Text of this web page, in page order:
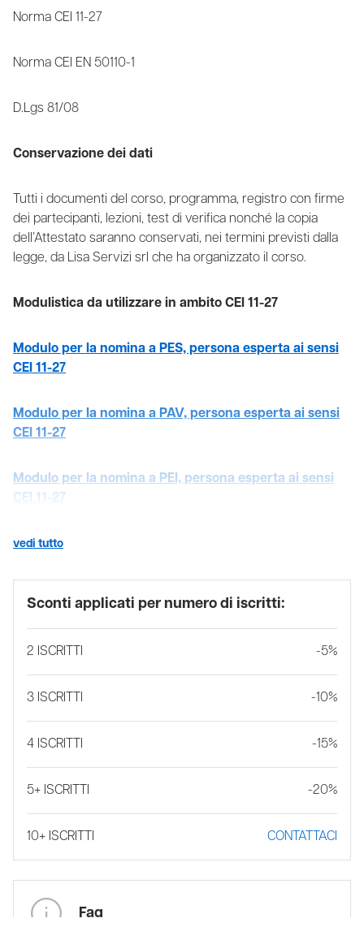
Norma CEI 11-27
Norma CEI EN 50110-1
D.Lgs 81/08
Conservazione dei dati
Tutti i documenti del corso, programma, registro con firme
dei partecipanti, lezioni, test di verifica nonché la copia
dell’Attestato saranno conservati, nei termini previsti dalla
legge, da Lisa Servizi srl che ha organizzato il corso.
Modulistica da utilizzare in ambito CEI 11-27
Modulo per la nomina a PES, persona esperta ai sensi
CEI 11-27
Modulo per la nomina a PAV, persona esperta ai sensi
CEI 11-27
Modulo per la nomina a PEI, persona esperta ai sensi
CEI 11-27
vedi tutto
Sconti applicati per numero di iscritti:
2 ISCRITTI -5%
3 ISCRITTI -10%
4 ISCRITTI -15%
5+ ISCRITTI -20%
10+ ISCRITTI CONTATTACI
Faq